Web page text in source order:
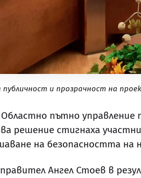
публичност и прозрачност на
пътно
решение стигнаха
на безопасността на
Ангел Стоев в